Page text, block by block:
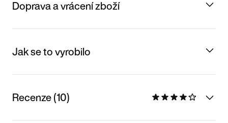
Doprava a vrácení zboží
Jak se to vyrobilo
Recenze (10)